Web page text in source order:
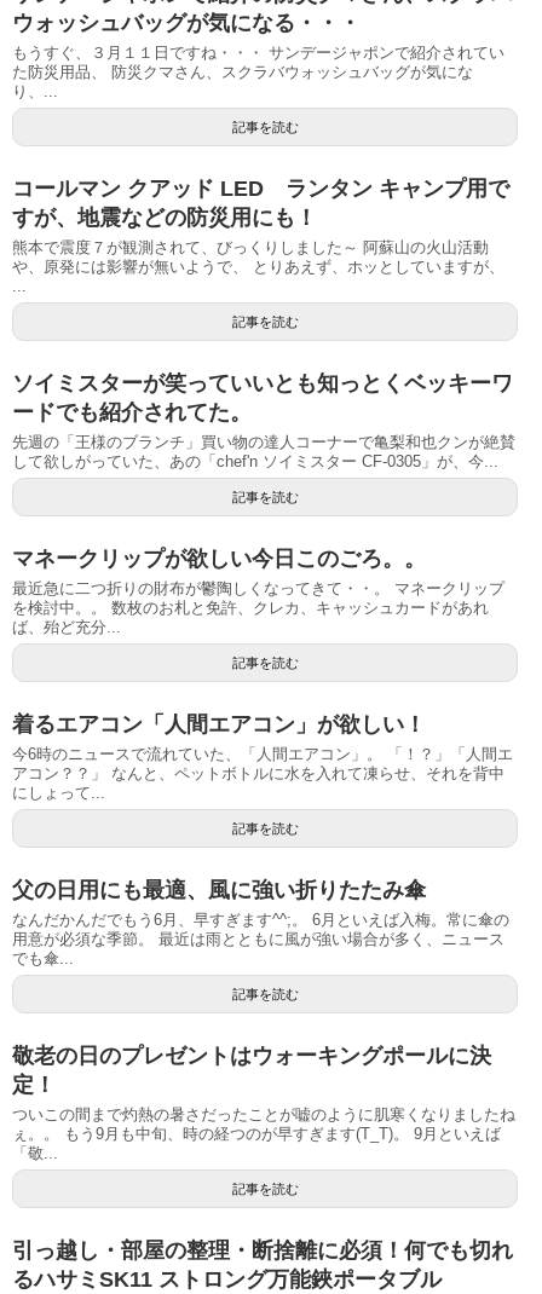
ウォッシュバッグが気になる・・・
もうすぐ、３月１１日ですね・・・ サンデージャポンで紹介されてい
た防災用品、 防災クマさん、スクラバウォッシュバッグが気にな
り、...
記事を読む
コールマン クアッド LED ランタン キャンプ用で
すが、地震などの防災用にも！
熊本で震度７が観測されて、びっくりしました～ 阿蘇山の火山活動
や、原発には影響が無いようで、 とりあえず、ホッとしていますが、
...
記事を読む
ソイミスターが笑っていいとも知っとくベッキーワ
ードでも紹介されてた。
先週の「王様のブランチ」買い物の達人コーナーで亀梨和也クンが絶賛
して欲しがっていた、あの「chef'n ソイミスター CF-0305」が、今...
記事を読む
マネークリップが欲しい今日このごろ。。
最近急に二つ折りの財布が鬱陶しくなってきて・・。 マネークリップ
を検討中。。 数枚のお札と免許、クレカ、キャッシュカードがあれ
ば、殆ど充分...
記事を読む
着るエアコン「人間エアコン」が欲しい！
今6時のニュースで流れていた、「人間エアコン」。 「！？」「人間エ
アコン？？」 なんと、ペットボトルに水を入れて凍らせ、それを背中
にしょって...
記事を読む
父の日用にも最適、風に強い折りたたみ傘
なんだかんだでもう6月、早すぎます^^;。 6月といえば入梅。常に傘の
用意が必須な季節。 最近は雨とともに風が強い場合が多く、ニュース
でも傘...
記事を読む
敬老の日のプレゼントはウォーキングポールに決
定！
ついこの間まで灼熱の暑さだったことが嘘のように肌寒くなりましたね
ぇ。。 もう9月も中旬、時の経つのが早すぎます(T_T)。 9月といえば
「敬...
記事を読む
引っ越し・部屋の整理・断捨離に必須！何でも切れ
るハサミSK11 ストロング万能鋏ポータブル